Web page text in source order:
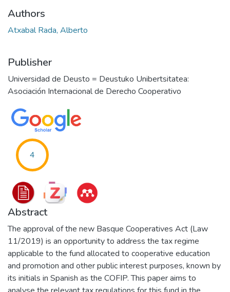
Authors
Atxabal Rada, Alberto
Publisher
Universidad de Deusto = Deustuko Unibertsitatea:
Asociación Internacional de Derecho Cooperativo
4
Abstract
The approval of the new Basque Cooperatives Act (Law
11/2019) is an opportunity to address the tax regime
applicable to the fund allocated to cooperative education
and promotion and other public interest purposes, known by
its initials in Spanish as the COFIP. This paper aims to